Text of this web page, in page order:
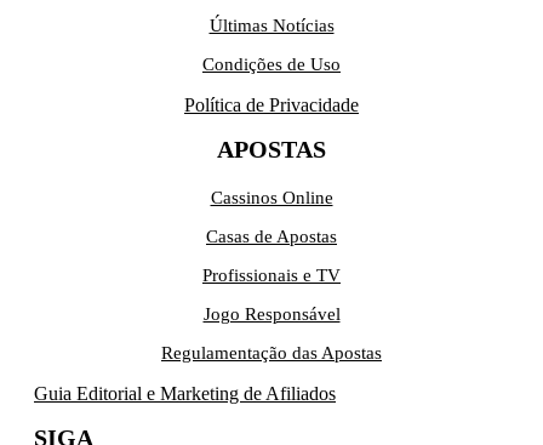
Últimas Notícias
Condições de Uso
Política de Privacidade
APOSTAS
Cassinos Online
Casas de Apostas
Profissionais e TV
Jogo Responsável
Regulamentação das Apostas
Guia Editorial e Marketing de Afiliados
SIGA